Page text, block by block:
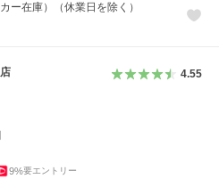
ー在庫）（休業日を除く）
4.55
9%要エントリー